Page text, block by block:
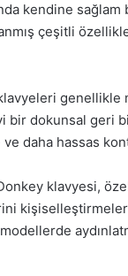
kendine
çeşitli
genellikle
bir dokunsal geri
daha hassas
klavyesi,